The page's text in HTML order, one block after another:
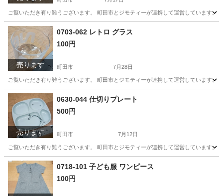
ご覧いただき有り難うございます。 町田市とジモティーが連携して運営していま
東京 町田市 リユース
売ります
0703-062 レトロ グラス
100円
町田市 7月28日
ご覧いただき有り難うございます。 町田市とジモティーが連携して運営していま
東京 町田市 リユース
売ります
0630-044 仕切りプレート
500円
町田市 7月12日
ご覧いただき有り難うございます。 町田市とジモティーが連携して運営していま
東京 町田市 リユース
0718-101 子ども服 ワンピース
100円